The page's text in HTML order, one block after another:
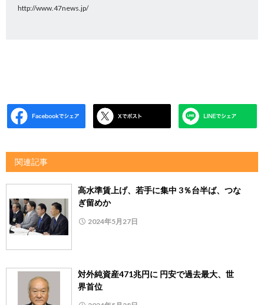
http://www.47news.jp/
関連記事
高水準賃上げ、若手に集中 3％台半ば、つな
ぎ留めか
2024年5月27日
対外純資産471兆円に 円安で過去最大、世
界首位